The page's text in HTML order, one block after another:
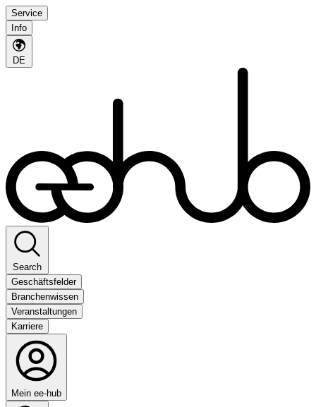
Service
Info
DE
Search
Geschäftsfelder
Branchenwissen
Veranstaltungen
Karriere
Mein ee-hub